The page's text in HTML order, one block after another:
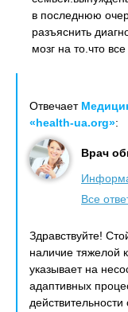
в последнюю
разъяснить
мозг на то.что
Отвечает
«health-ua.org»:
Врач
Все
Здравствуйте!
наличие тяжелой
указывает на
адаптивных